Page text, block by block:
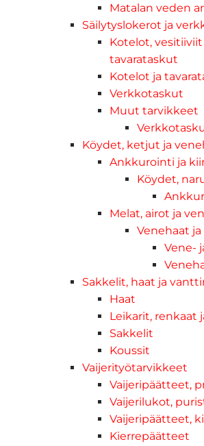
Matalan veden
Säilytyslokerot ja
Kotelot,
tavarataskut
Kotelot ja
Verkkotaskut
Muut tarvikkeet
Köydet, ketjut ja
Ankkurointi ja
Köydet,
Melat, airot ja
Venehaat
Vene-
Sakkelit, haat ja
Haat
Leikarit, renkaat
Sakkelit
Koussit
Vaijerityötarvikkeet
Vaijeripäätteet,
Vaijerilukot,
Vaijeripäätteet,
Kierrepäätteet